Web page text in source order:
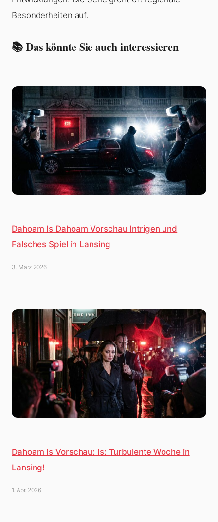
Besonderheiten auf.
📚 Das könnte Sie auch interessieren
Dahoam Is Dahoam Vorschau Intrigen und
Falsches Spiel in Lansing
3. März 2026
Dahoam Is Vorschau: Is: Turbulente Woche in
Lansing!
1. Apr. 2026